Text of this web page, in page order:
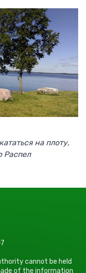
на плоту,
Распел
cannot be held
of the information